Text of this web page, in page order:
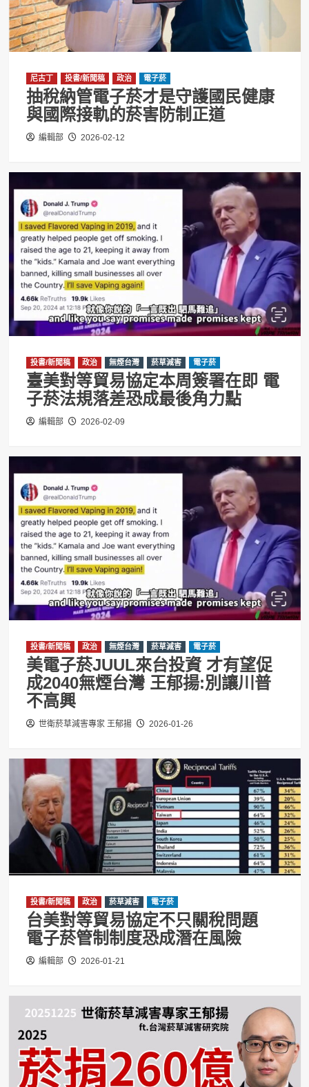
尼古丁 投書/新聞稿 政治 電子菸
抽稅納管電子菸才是守護國民健康
與國際接軌的菸害防制正道
編輯部 2026-02-12
投書/新聞稿 政治 無煙台灣 菸草減害 電子菸
臺美對等貿易協定本周簽署在即 電
子菸法規落差恐成最後角力點
編輯部 2026-02-09
投書/新聞稿 政治 無煙台灣 菸草減害 電子菸
美電子菸JUUL來台投資 才有望促
成2040無煙台灣 王郁揚:別讓川普
不高興
世衛菸草減害專家 王郁揚 2026-01-26
投書/新聞稿 政治 菸草減害 電子菸
台美對等貿易協定不只關稅問題
電子菸管制制度恐成潛在風險
編輯部 2026-01-21